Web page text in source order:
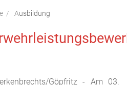
Ausbildung
Göpfritz - Am 03.